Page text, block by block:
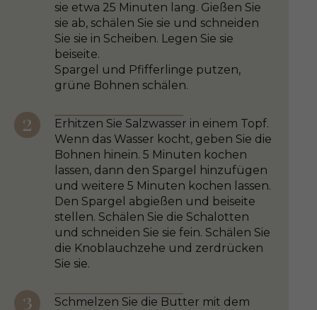
sie etwa 25 Minuten lang. Gießen Sie
sie ab, schälen Sie sie und schneiden
Sie sie in Scheiben. Legen Sie sie
beiseite.
Spargel und Pfifferlinge putzen,
grüne Bohnen schälen.
Erhitzen Sie Salzwasser in einem Topf.
Wenn das Wasser kocht, geben Sie die
Bohnen hinein. 5 Minuten kochen
lassen, dann den Spargel hinzufügen
und weitere 5 Minuten kochen lassen.
Den Spargel abgießen und beiseite
stellen. Schälen Sie die Schalotten
und schneiden Sie sie fein. Schälen Sie
die Knoblauchzehe und zerdrücken
Sie sie.
Schmelzen Sie die Butter mit dem